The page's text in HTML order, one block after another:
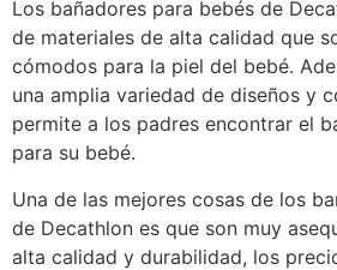
Los bañadores para bebés de
de materiales de alta calidad que
cómodos para la piel del bebé.
una amplia variedad de diseños y
permite a los padres encontrar el
para su bebé.
Una de las mejores cosas de los
de Decathlon es que son muy
alta calidad y durabilidad, los